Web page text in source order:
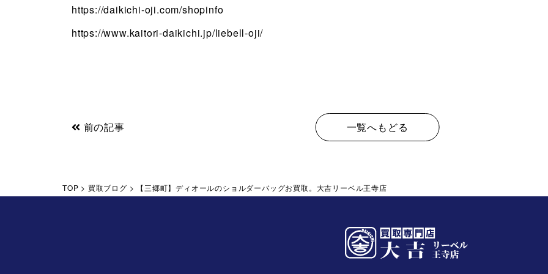
https://daikichi-oji.com/shopinfo
https://www.kaitori-daikichi.jp/liebell-oji/
前の記事 一覧へもどる
TOP > 買取ブログ > 【三郷町】ディオールのショルダーバッグお買取。大吉リーベル王寺店